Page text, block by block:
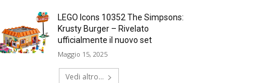
LEGO Icons 10352 The Simpsons:
Krusty Burger – Rivelato
ufficialmente il nuovo set
Maggio 15, 2025
Vedi altro...